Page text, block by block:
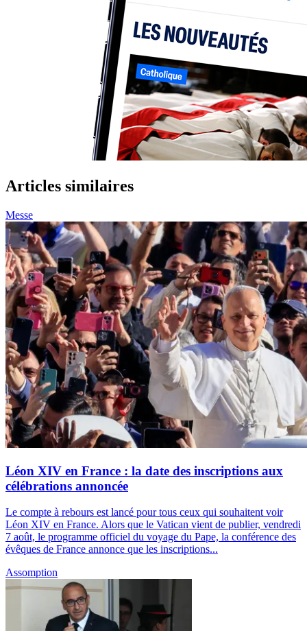
Articles similaires
Messe
Léon XIV en France : la date des inscriptions aux
célébrations annoncée
Le compte à rebours est lancé pour tous ceux qui souhaitent voir
Léon XIV en France. Alors que le Vatican vient de publier, vendredi
7 août, le programme officiel du voyage du Pape, la conférence des
évêques de France annonce que les inscriptions...
Assomption